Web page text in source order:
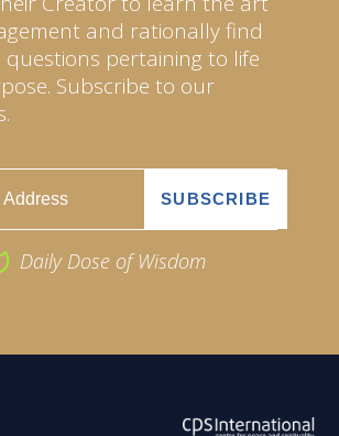
and rationally find
pertaining to life
Subscribe to our
Daily Dose of Wisdom